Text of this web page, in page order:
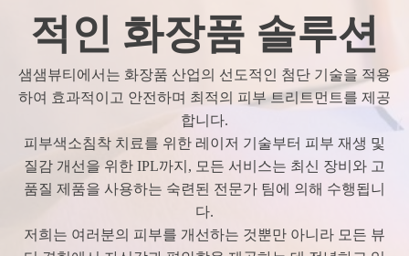
적인 화장품 솔루션
샘샘뷰티에서는 화장품 산업의 선도적인 첨단 기술을 적용
하여 효과적이고 안전하며 최적의 피부 트리트먼트를 제공
합니다.
피부색소침착 치료를 위한 레이저 기술부터 피부 재생 및
질감 개선을 위한 IPL까지, 모든 서비스는 최신 장비와 고
품질 제품을 사용하는 숙련된 전문가 팀에 의해 수행됩니
다.
저희는 여러분의 피부를 개선하는 것뿐만 아니라 모든 뷰